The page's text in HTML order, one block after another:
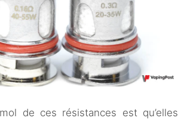
de ces résistances est qu’elles